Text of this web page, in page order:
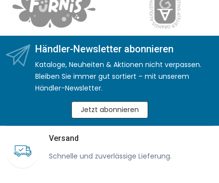
Händler-Newsletter abonnieren
Kataloge, Neuheiten & Aktionen nicht verpassen.
Bleiben Sie immer gut sortiert – mit unserem
Händler-Newsletter.
Jetzt abonnieren
Versand
Schnelle und zuverlässige Lieferung.